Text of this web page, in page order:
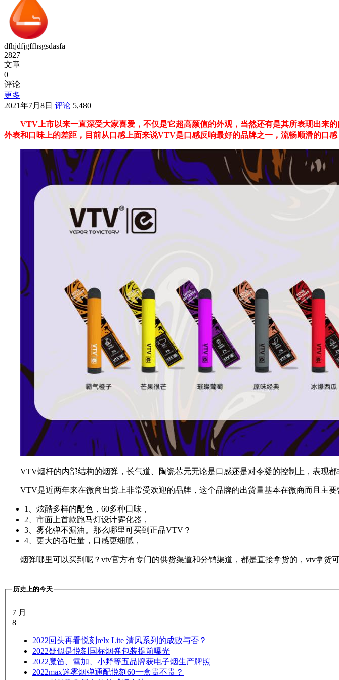
dfhjdfjgffhsgsdasfa
2827
文章
0
评论
更多
2021年7月8日 评论 5,480
VTV上市以来一直深受大家喜爱，不仅是它超高颜值的外观，当然还有是其所表现出来
外表和口味上的差距，目前从口感上面来说VTV是口感反响最好的品牌之一，流畅顺滑的口感
VTV烟杆的内部结构的烟弹，长气道、陶瓷芯元无论是口感还是对令凝的控制上，表现
VTV是近两年来在微商出货上非常受欢迎的品牌，这个品牌的出货量基本在微商而且主
1、炫酷多样的配色，60多种口味，
2、市面上首款跑马灯设计雾化器，
3、雾化弹不漏油。那么哪里可买到正品VTV？
4、更大的吞吐量，口感更细腻，
烟弹哪里可以买到呢？vtv官方有专门的供货渠道和分销渠道，都是直接拿货的，vtv拿货
历史上的今天
7 月
8
2022回头再看悦刻relx Lite 清风系列的成败与否？
2022疑似是悦刻国标烟弹包装提前曝光
2022魔笛、雪加、小野等五品牌获电子烟生产牌照
2022max迷雾烟弹通配悦刻60一盒贵不贵？